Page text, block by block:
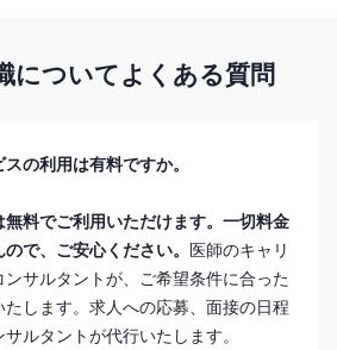
についてよくある質問
の利用は有料ですか。
無料でご利用いただけます。一切料金
で、ご安心ください。 医師のキャリ
ンサルタントが、ご希望条件に合った
します。求人への応募、面接の日程
ルタントが代行いたします。